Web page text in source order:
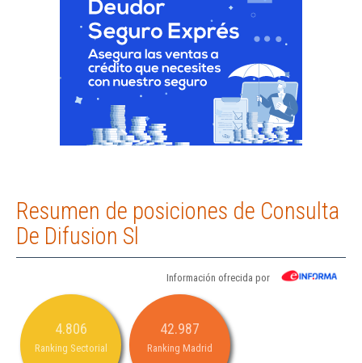
Resumen de posiciones de Consulta
De Difusion Sl
Información ofrecida por
4.806
Ranking Sectorial
42.987
Ranking Madrid